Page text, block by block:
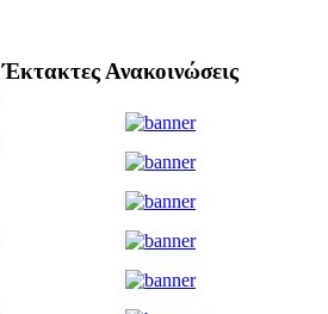
Έκτακτες Ανακοινώσεις